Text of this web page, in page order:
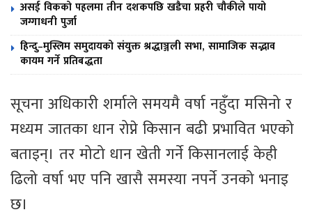
असई विकको पहलमा तीन दशकपछि खडैचा प्रहरी चौकीले पायो
जग्गाधनी पुर्जा
हिन्दु–मुस्लिम समुदायको संयुक्त श्रद्धाञ्जली सभा, सामाजिक सद्भाव
कायम गर्ने प्रतिबद्धता
सूचना अधिकारी शर्माले समयमै वर्षा नहुँदा मसिनो र
मध्यम जातका धान रोप्ने किसान बढी प्रभावित भएको
बताइन्। तर मोटो धान खेती गर्ने किसानलाई केही
ढिलो वर्षा भए पनि खासै समस्या नपर्ने उनको भनाइ
छ।